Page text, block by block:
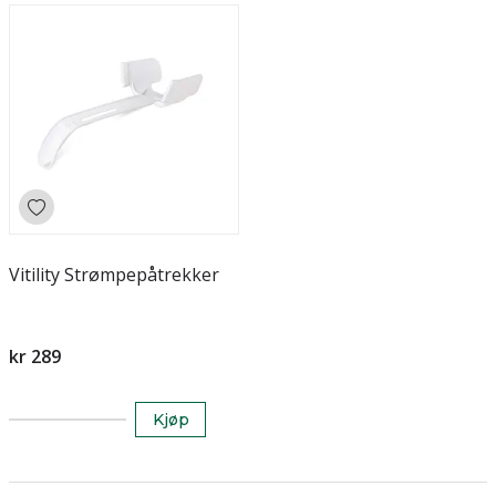
Vitility Strømpepåtrekker
kr 289
Kjøp